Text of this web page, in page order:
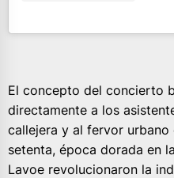
El concepto del concierto
directamente a los
callejera y al fervor urbano
setenta, época dorada en
Lavoe revolucionaron la